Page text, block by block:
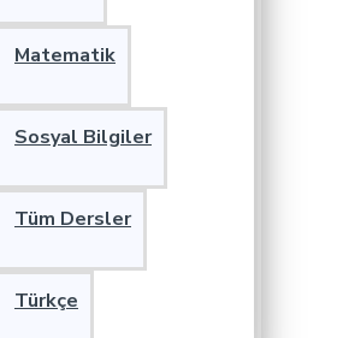
Matematik
Sosyal Bilgiler
Tüm Dersler
Türkçe